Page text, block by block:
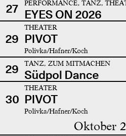
27 PERFORMANCE, TANZ,
EYES ON 2026
29
THEATER
PIVOT
Polivka/Hafner/Koch
29 TANZ, ZUM MITMACHEN
Südpol Dance
30
THEATER
PIVOT
Polivka/Hafner/Koch
Oktober